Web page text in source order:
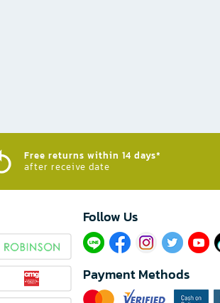
Free returns within 14 days*
after receive date
Follow Us​
Payment Methods